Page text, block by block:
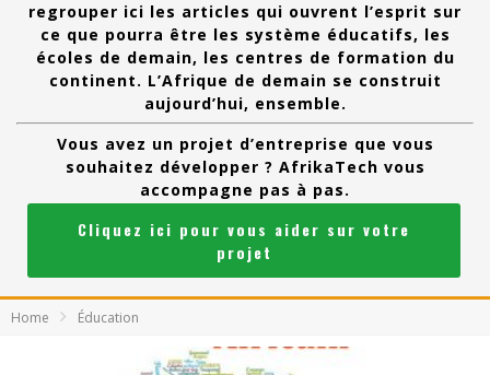
regrouper ici les articles qui ouvrent l’esprit sur
ce que pourra être les système éducatifs, les
écoles de demain, les centres de formation du
continent. L’Afrique de demain se construit
aujourd’hui, ensemble.
Vous avez un projet d’entreprise que vous
souhaitez développer ? AfrikaTech vous
accompagne pas à pas.
Cliquez ici pour vous aider sur votre
projet
Home Éducation